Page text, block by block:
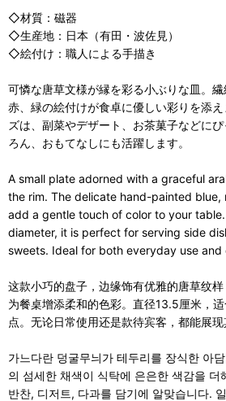
◇材質：磁器
◇生産地：日本（有田・波佐見）
◇絵付け：職人による手描き
可憐な唐草文様が縁を彩る小ぶりな皿。
赤、緑の絵付けが食卓に優しい彩りを添
ズは、副菜やデザート、お茶菓子などに
ろん、おもてなしにも活躍します。
A small plate adorned with a graceful
the rim. The delicate hand-painted
add a gentle touch of color to your
diameter, it is perfect for serving side
sweets. Ideal for both everyday use and
这款小巧的盘子，边缘饰有优雅的唐草纹
为餐桌增添柔和的色彩。直径13.5厘米，
点。无论日常使用还是款待宾客，都能展现
가느다란 덩굴무늬가 테두리를 장식한 아
의 섬세한 채색이 식탁에 은은한 색감을
반찬, 디저트, 다과를 담기에 알맞습니다.